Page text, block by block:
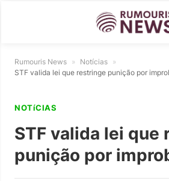
Rumouris News » Notícias »
STF valida lei que restringe punição por
NOTíCIAS
STF valida lei que
punição por